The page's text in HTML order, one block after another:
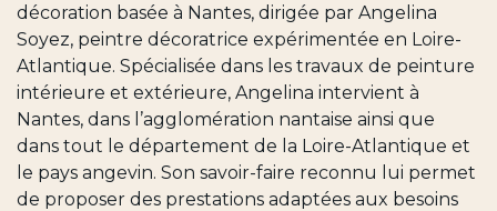
décoration basée à Nantes, dirigée par Angelina
Soyez, peintre décoratrice expérimentée en Loire-
Atlantique. Spécialisée dans les travaux de peinture
intérieure et extérieure, Angelina intervient à
Nantes, dans l’agglomération nantaise ainsi que
dans tout le département de la Loire-Atlantique et
le pays angevin. Son savoir-faire reconnu lui permet
de proposer des prestations adaptées aux besoins